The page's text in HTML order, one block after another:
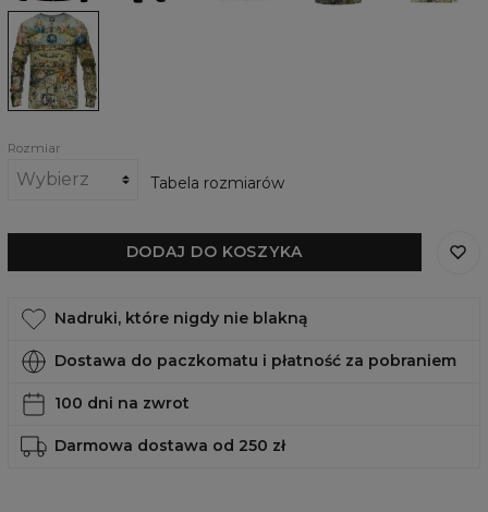
Damska
bluza
Your
garden
Rozmiar
Tabela rozmiarów
DODAJ DO KOSZYKA
Nadruki, które nigdy nie blakną
Dostawa do paczkomatu i płatność za pobraniem
100 dni na zwrot
Darmowa dostawa od 250 zł